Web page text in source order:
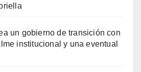
un gobierno de transición con
institucional y una eventual